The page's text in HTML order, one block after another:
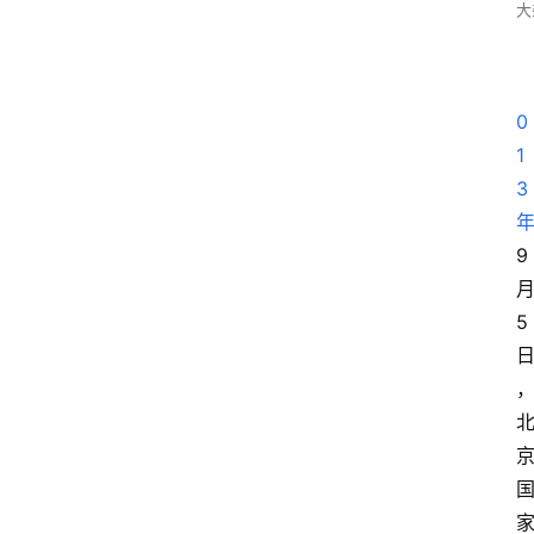
0
1
3
年
9
月
5
日
，
北
京
国
家